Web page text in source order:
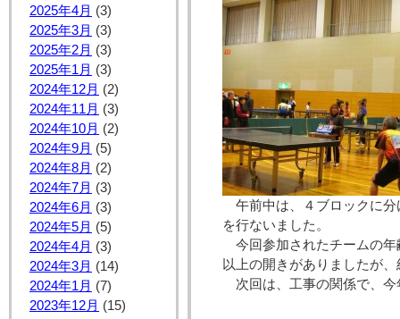
2025年4月 (3)
2025年3月 (3)
2025年2月 (3)
2025年1月 (3)
2024年12月 (2)
2024年11月 (3)
2024年10月 (2)
2024年9月 (5)
2024年8月 (2)
2024年7月 (3)
2024年6月 (3)
2024年5月 (5)
2024年4月 (3)
2024年3月 (14)
2024年1月 (7)
2023年12月 (15)
午前中は、４ブロックに分
を行ないました。
今回参加されたチームの年
以上の開きがありましたが
次回は、工事の関係で、今